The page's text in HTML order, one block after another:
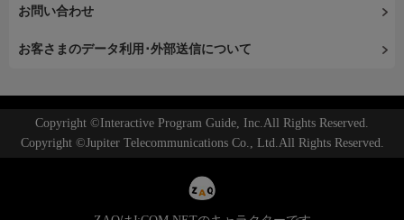
お問い合わせ
お客さまのデータ利用･外部送信について
Copyright ©Interactive Program Guide, Inc.All Rights Reserved.
Copyright ©Jupiter Telecommunications Co., Ltd.All Rights Reserved.